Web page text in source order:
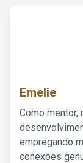
Emelie
Como mentor,
empregando
conexões